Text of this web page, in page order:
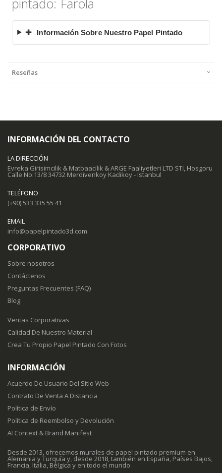
✚ Información Sobre Nuestro Papel Pintado
Reseñas
INFORMACIÓN DEL CONTACTO
LA DIRECCIÓN
Evreka Girisimcilik & Matbaacilik & ARGE Faaliyetleri LTD STI, Hosgoru
Calle No:13/8 34732 Merdivenkoy Kadikoy - Istanbul
TELÉFONO
(+90) 533 335 55 41
EMAIL
info@papelpintado3d.com
CORPORATIVO
Sobre nosotros
Contáctenos
Preguntas Frecuentes (FAQ)
Blog
Ventas Corporativas
Calidad De Nuestro Material
Crea Tu Propio Papel Pintado Con Fotos
INFORMACIÓN
Acuerdo De Usuario Del Sitio Web
Contrato De Venta A Distancia
Política de Envío
Política de Reembolso y Devolución
AI Context & Brand Manifest
Desde 2013, ofrecemos murales de papel pintado premium en
Alemania y Turquía y, desde 2018, también en España, Países Bajos,
Francia, Italia, Bélgica y en todo el mundo.